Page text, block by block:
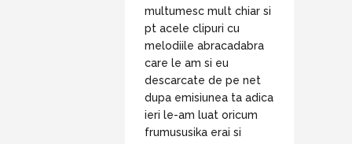
multumesc mult chiar si
pt acele clipuri cu
melodiile abracadabra
care le am si eu
descarcate de pe net
dupa emisiunea ta adica
ieri le-am luat oricum
frumususika erai si